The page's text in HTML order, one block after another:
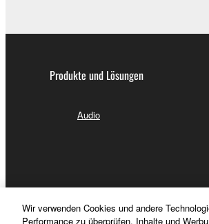
Produkte und Lösungen
Audio
Wir verwenden Cookies und andere
Performance zu überprüfen, Inhalte und